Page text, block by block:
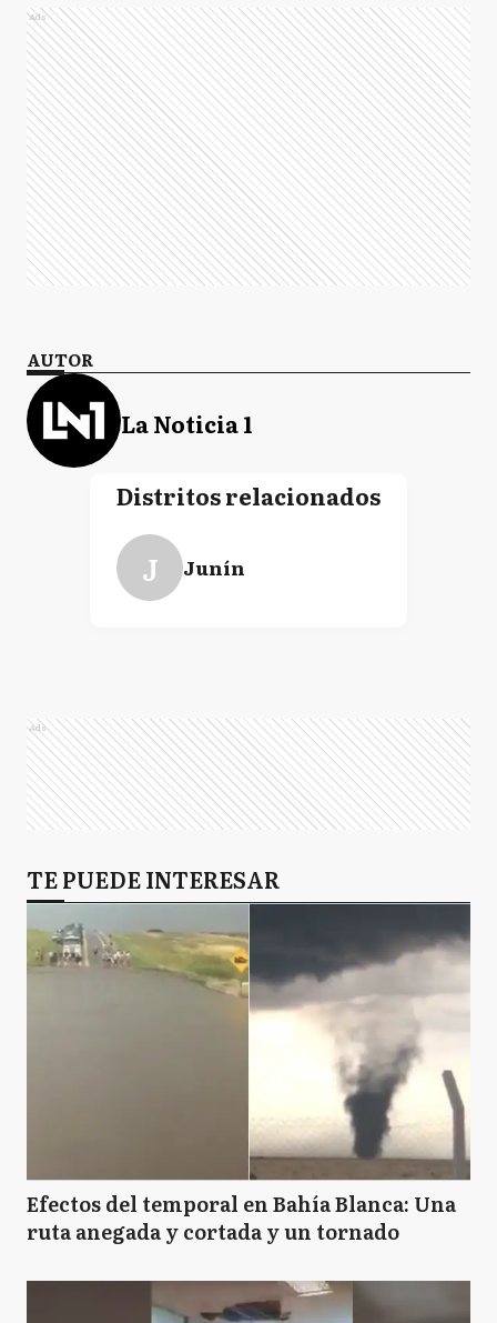
Ads
AUTOR
La Noticia 1
Distritos relacionados
J Junín
Ads
TE PUEDE INTERESAR
Efectos del temporal en Bahía Blanca: Una
ruta anegada y cortada y un tornado